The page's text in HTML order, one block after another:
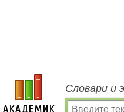
Словари и